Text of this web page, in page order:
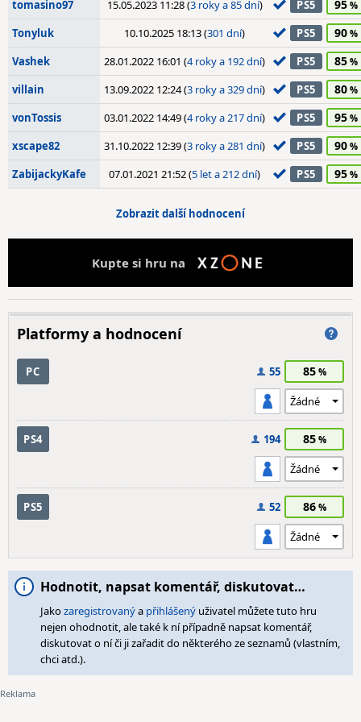
tomasino97 15.05.2023 11:28 (3 roky a 85 dní) PS5 95
Tonyluk 10.10.2025 18:13 (301 dní) PS5 90
Vashek 28.01.2022 16:01 (4 roky a 192 dní) PS5 85
villain 13.09.2022 12:24 (3 roky a 329 dní) PS5 80
vonTossis 03.01.2022 14:49 (4 roky a 217 dní) PS5 95
xscape82 31.10.2022 12:39 (3 roky a 281 dní) PS5 90
ZabijackyKafe 07.01.2021 21:52 (5 let a 212 dní) PS5 95
Zobrazit další hodnocení
Kupte si hru na
Platformy a hodnocení
PC 55 85
PS4 194 85
PS5 52 86
Hodnotit, napsat komentář, diskutovat…
Jakozaregistrovanýa přihlášený uživatel můžete tuto hru
nejen ohodnotit, ale také k ní případně napsat komentář,
diskutovat o ní či ji zařadit do některého ze seznamů (vlastním,
chci atd.).